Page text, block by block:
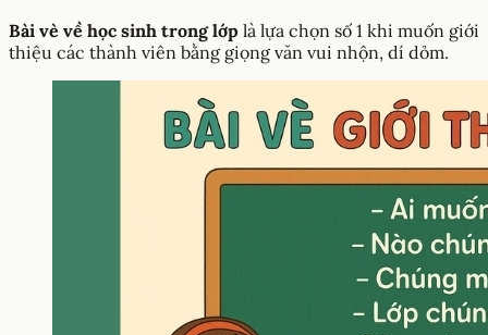
Bài vè về học sinh trong lớp là lựa chọn số 1 khi muốn giới
thiệu các thành viên bằng giọng văn vui nhộn, dí dỏm.